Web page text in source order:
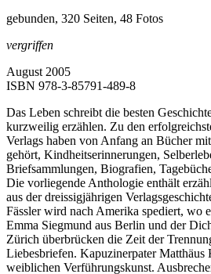
gebunden, 320 Seiten, 48 Fotos
vergriffen
August 2005
ISBN 978-3-85791-489-8
Das Leben schreibt die besten
kurzweilig erzählen. Zu den
Verlags haben von Anfang an Bücher
gehört, Kindheitserinnerungen,
Briefsammlungen, Biografien,
Die vorliegende Anthologie enthält
aus der dreissigjährigen
Fässler wird nach Amerika spediert, wo
Emma Siegmund aus Berlin und der
Zürich überbrücken die Zeit der
Liebesbriefen. Kapuzinerpater Matthäus
weiblichen Verführungskunst.